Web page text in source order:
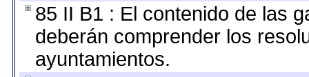
85 II B1 : El contenido de las
deberán comprender los
ayuntamientos.